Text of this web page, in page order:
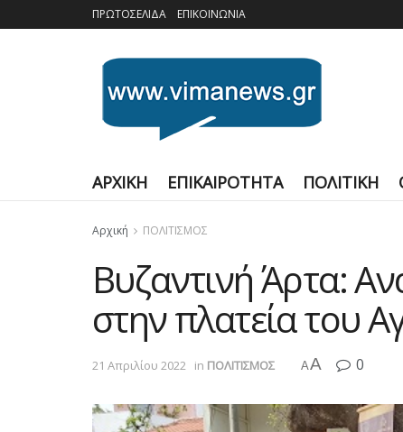
ΠΡΩΤΟΣΕΛΙΔΑ ΕΠΙΚΟΙΝΩΝΙΑ
ΑΡΧΙΚΗ ΕΠΙΚΑΙΡΟΤΗΤΑ ΠΟΛΙΤΙΚΗ
Αρχική ΠΟΛΙΤΙΣΜΟΣ
Βυζαντινή Άρτα:
στην πλατεία του
21 Απριλίου 2022 in ΠΟΛΙΤΙΣΜΟΣ AA 0